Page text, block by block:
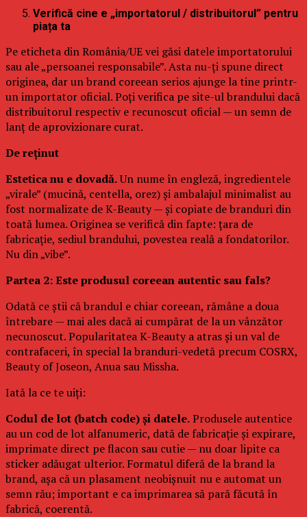
Verifică cine e „importatorul / distribuitorul” pentru
piața ta
Pe eticheta din România/UE vei găsi datele importatorului
sau ale „persoanei responsabile”. Asta nu-ți spune direct
originea, dar un brand coreean serios ajunge la tine printr-
un importator oficial. Poți verifica pe site-ul brandului dacă
distribuitorul respectiv e recunoscut oficial — un semn de
lanț de aprovizionare curat.
De reținut
Estetica nu e dovadă.Un nume în engleză, ingredientele
„virale” (mucină, centella, orez) și ambalajul minimalist au
fost normalizate de K-Beauty — și copiate de branduri din
toată lumea. Originea se verifică din fapte: țara de
fabricație, sediul brandului, povestea reală a fondatorilor.
Nu din „vibe”.
Partea 2: Este produsul coreean autentic sau fals?
Odată ce știi că brandul e chiar coreean, rămâne a doua
întrebare — mai ales dacă ai cumpărat de la un vânzător
necunoscut. Popularitatea K-Beauty a atras și un val de
contrafaceri, în special la branduri-vedetă precum COSRX,
Beauty of Joseon, Anua sau Missha.
Iată la ce te uiți:
Codul de lot (batch code) și datele.Produsele autentice
au un cod de lot alfanumeric, dată de fabricație și expirare,
imprimate direct pe flacon sau cutie — nu doar lipite ca
sticker adăugat ulterior. Formatul diferă de la brand la
brand, așa că un plasament neobișnuit nu e automat un
semn rău; important e ca imprimarea să pară făcută în
fabrică, coerentă.